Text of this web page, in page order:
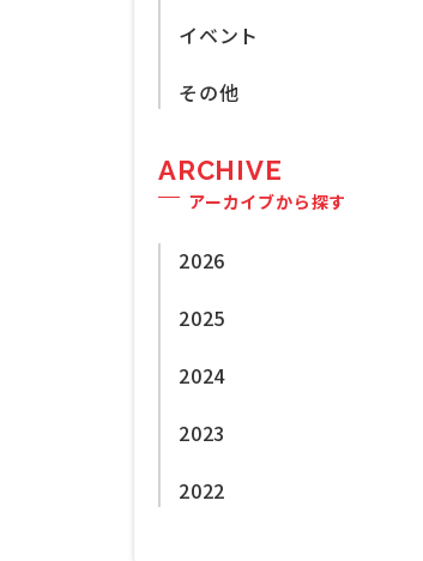
イベント
その他
ARCHIVE
アーカイブから探す
2026
2025
2024
2023
2022